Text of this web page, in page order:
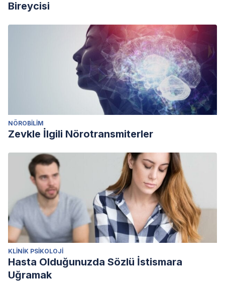
Bireycisi
NÖROBILIM
Zevkle İlgili Nörotransmiterler
KLINIK PSIKOLOJI
Hasta Olduğunuzda Sözlü İstismara
Uğramak